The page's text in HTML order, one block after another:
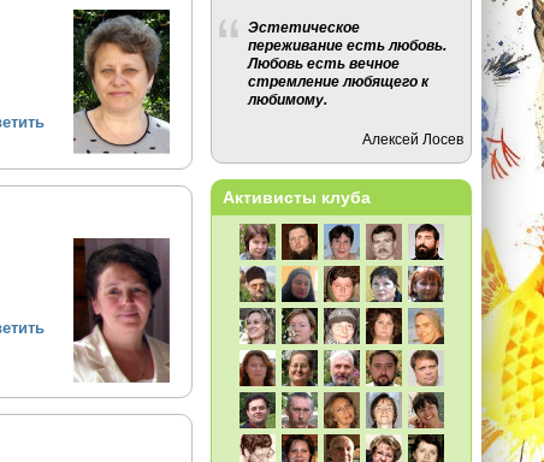
Эстетическое
переживание есть любовь.
Любовь есть вечное
стремление любящего к
любимому.
Алексей Лосев
Активисты клуба